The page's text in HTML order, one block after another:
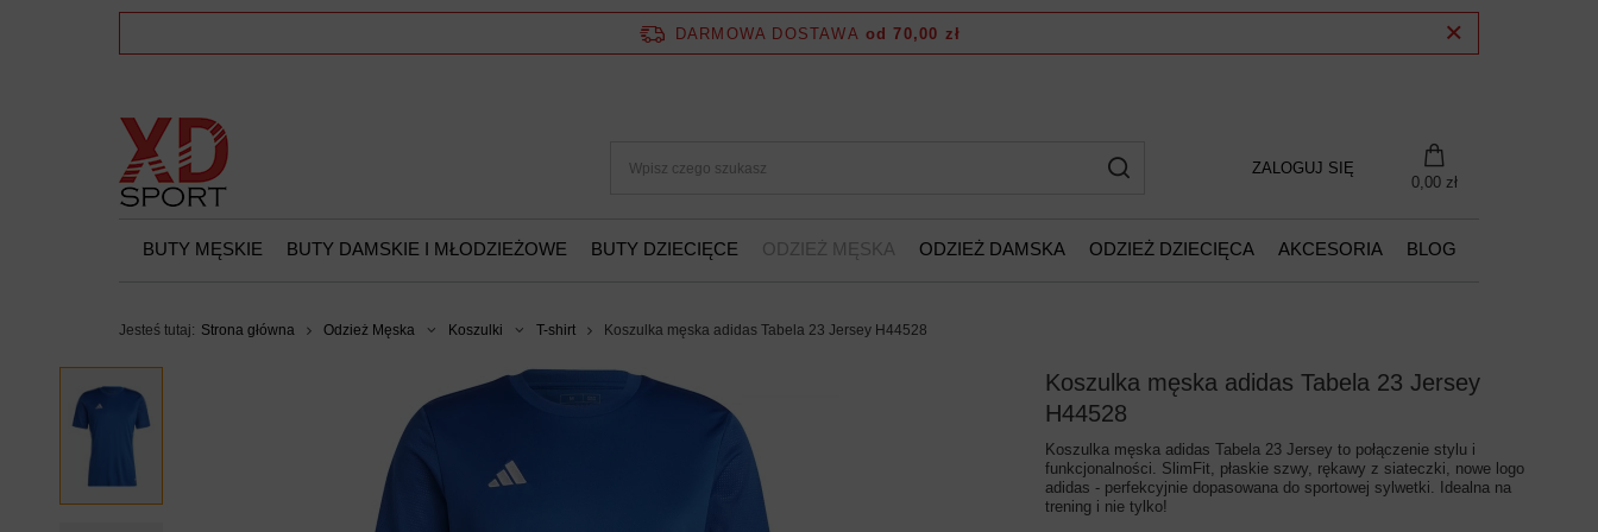
DARMOWA DOSTAWA od 70,00 zł
ZALOGUJ SIĘ
0,00 zł
BUTY MĘSKIE BUTY DAMSKIE I MŁODZIEŻOWE BUTY DZIECIĘCE ODZIEŻ MĘSKA ODZIEŻ DAMSKA ODZIEŻ DZIECIĘCA AKCESORIA BLOG
Jesteś tutaj: Strona główna Odzież Męska Koszulki T-shirt Koszulka męska adidas Tabela 23 Jersey H44528
Koszulka męska adidas Tabela 23 Jersey
H44528
Koszulka męska adidas Tabela 23 Jersey to połączenie stylu i
funkcjonalności. SlimFit, płaskie szwy, rękawy z siateczki, nowe logo
adidas - perfekcyjnie dopasowana do sportowej sylwetki. Idealna na
trening i nie tylko!